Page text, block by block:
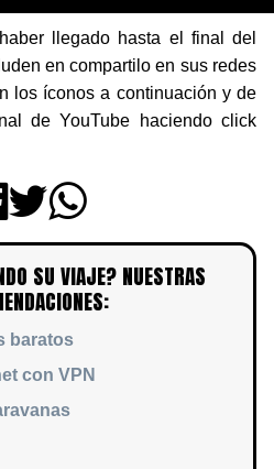
llegado hasta el final del
en compartilo en sus redes
los íconos a continuación y de
de YouTube haciendo click
SU VIAJE? NUESTRAS
baratos
con VPN